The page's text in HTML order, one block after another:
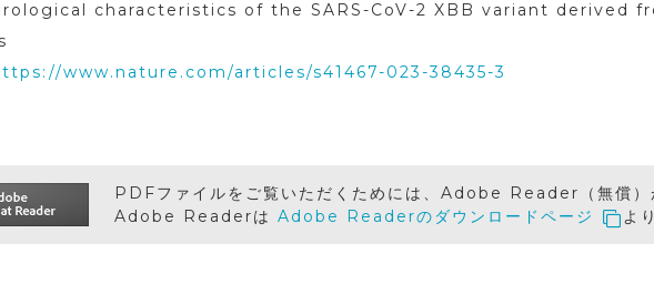
Virological characteristics of the SARS-CoV-2 XBB variant
www.nature.com/articles/s41467-023-38435-3
PDFファイルをご覧いただくためには、Adobe Reader（無償）
Adobe Readerは Adobe Readerのダウンロードページ よ